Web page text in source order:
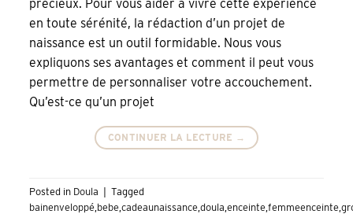
précieux. Pour vous aider à vivre cette expérience
en toute sérénité, la rédaction d’un projet de
naissance est un outil formidable. Nous vous
expliquons ses avantages et comment il peut vous
permettre de personnaliser votre accouchement.
Qu’est-ce qu’un projet
CONTINUER LA LECTURE →
Posted in Doula | Tagged
bainenveloppé bebe ,cadeaunaissance ,doula ,enceinte ,femmeenceinte ,